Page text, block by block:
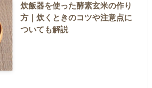
炊飯器を使った酵素玄米の作り
方｜炊くときのコツや注意点に
ついても解説